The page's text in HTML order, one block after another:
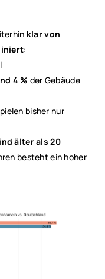
klar von
:
4 % der Gebäude
bisher nur
älter als 20
besteht ein hoher